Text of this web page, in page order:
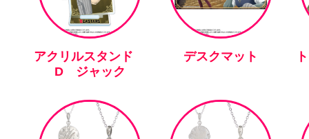
アクリルスタンド
D ジャック
デスクマット